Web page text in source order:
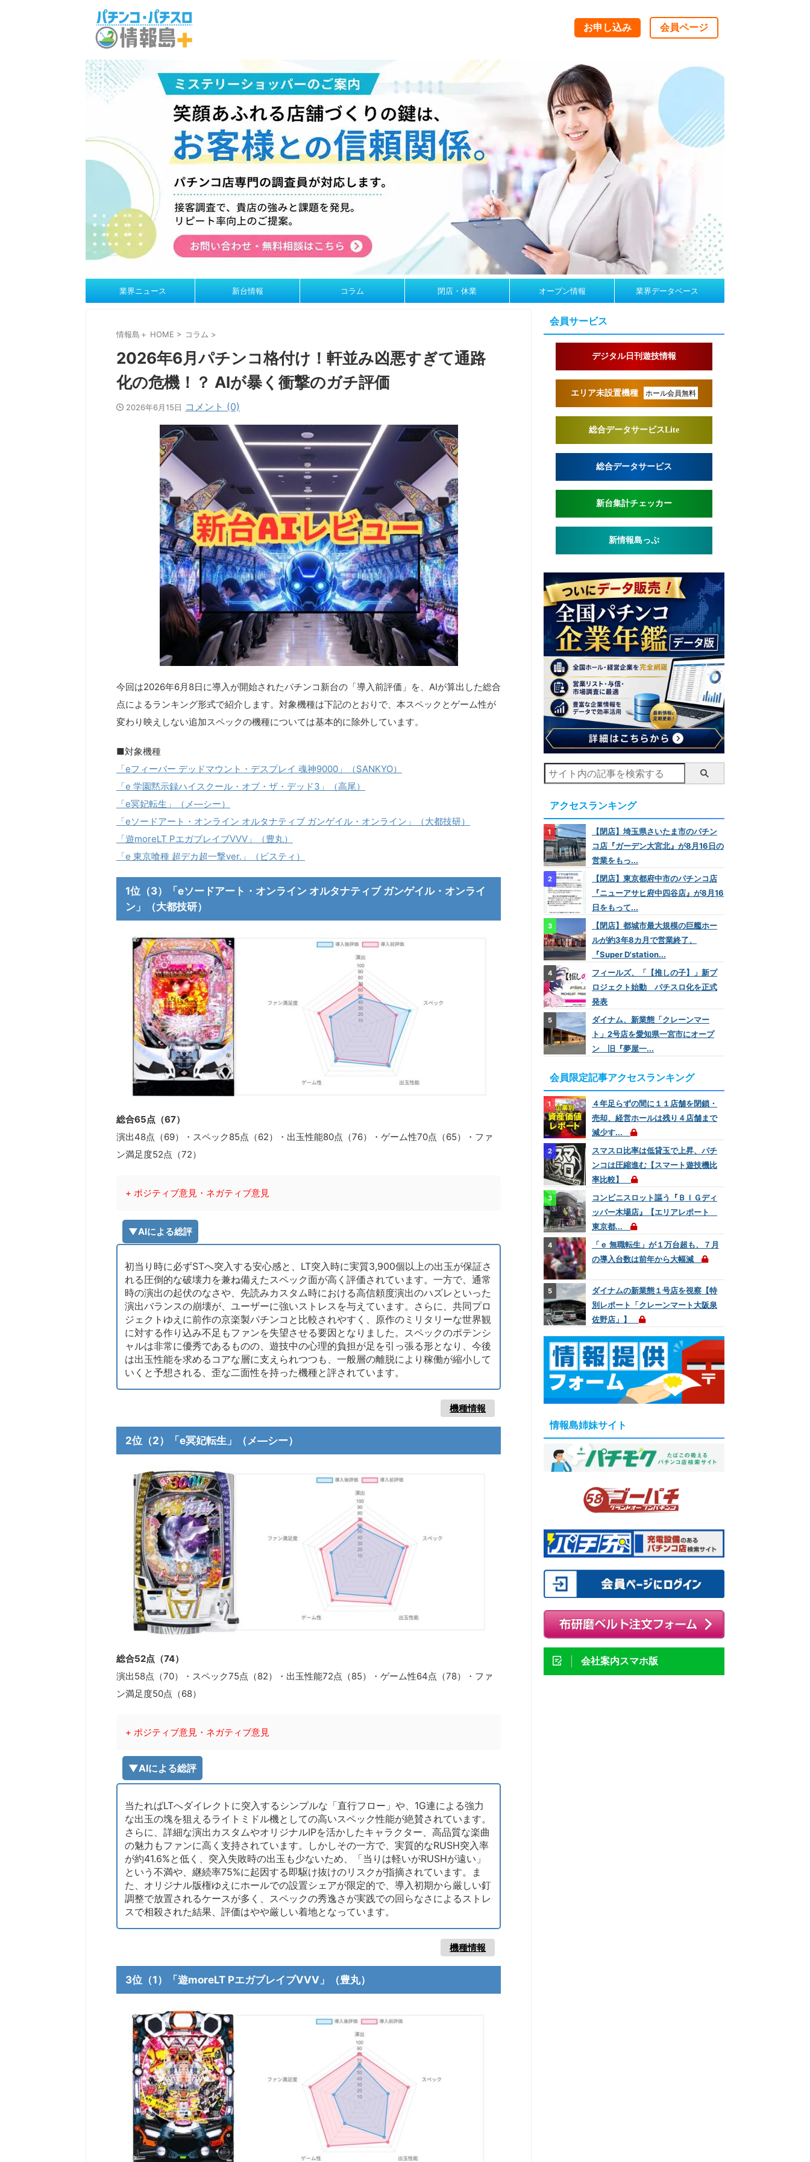
お申し込み 会員ページ
業界ニュース 新台情報 コラム 閉店・休業 オープン情報 業界データベース
情報島＋ HOME > コラム >
2026年6月パチンコ格付け！軒並み凶悪すぎて通路
化の危機！？ AIが暴く衝撃のガチ評価
2026年6月15日 コメント (0)
今回は2026年6月8日に導入が開始されたパチンコ新台の「導入前評価」を、AIが算出した総合
点によるランキング形式で紹介します。対象機種は下記のとおりで、本スペックとゲーム性が
変わり映えしない追加スペックの機種については基本的に除外しています。
■対象機種
「eフィーバー デッドマウント・デスプレイ 魂神9000」（SANKYO）
「e 学園黙示録ハイスクール・オブ・ザ・デッド3」（高尾）
「e冥妃転生」（メ―シー）
「eソードアート・オンライン オルタナティブ ガンゲイル・オンライン」（大都技研）
「遊moreLT PエガブレイブVVV」（豊丸）
「e 東京喰種 超デカ超一撃ver.」（ビスティ）
1位（3）「eソードアート・オンライン オルタナティブ ガンゲイル・オンライ
ン」（大都技研）
総合65点（67）
演出48点（69）・スペック85点（62）・出玉性能80点（76）・ゲーム性70点（65）・ファ
ン満足度52点（72）
+ ポジティブ意見・ネガティブ意見
▼AIによる総評
初当り時に必ずSTへ突入する安心感と、LT突入時に実質3,900個以上の出玉が保証さ
れる圧倒的な破壊力を兼ね備えたスペック面が高く評価されています。一方で、通常
時の演出の起伏のなさや、先読みカスタム時における高信頼度演出のハズレといった
演出バランスの崩壊が、ユーザーに強いストレスを与えています。さらに、共同プロ
ジェクトゆえに前作の京楽製パチンコと比較されやすく、原作のミリタリーな世界観
に対する作り込み不足もファンを失望させる要因となりました。スペックのポテンシ
ャルは非常に優秀であるものの、遊技中の心理的負担が足を引っ張る形となり、今後
は出玉性能を求めるコアな層に支えられつつも、一般層の離脱により稼働が縮小して
いくと予想される、歪な二面性を持った機種と評されています。
機種情報
2位（2）「e冥妃転生」（メ―シー）
総合52点（74）
演出58点（70）・スペック75点（82）・出玉性能72点（85）・ゲーム性64点（78）・ファ
ン満足度50点（68）
+ ポジティブ意見・ネガティブ意見
▼AIによる総評
当たればLTへダイレクトに突入するシンプルな「直行フロー」や、1G連による強力
な出玉の塊を狙えるライトミドル機としての高いスペック性能が絶賛されています。
さらに、詳細な演出カスタムやオリジナルIPを活かしたキャラクター、高品質な楽曲
の魅力もファンに高く支持されています。しかしその一方で、実質的なRUSH突入率
が約41.6%と低く、突入失敗時の出玉も少ないため、「当りは軽いがRUSHが遠い」
という不満や、継続率75%に起因する即駆け抜けのリスクが指摘されています。ま
た、オリジナル版権ゆえにホールでの設置シェアが限定的で、導入初期から厳しい釘
調整で放置されるケースが多く、スペックの秀逸さが実践での回らなさによるストレ
スで相殺された結果、評価はやや厳しい着地となっています。
機種情報
3位（1）「遊moreLT PエガブレイブVVV」（豊丸）
会員サービス
デジタル日刊遊技情報
エリア未設置機種 ホール会員無料
総合データサービスLite
総合データサービス
新台集計チェッカー
新情報島っぷ
アクセスランキング
【閉店】埼玉県さいたま市のパチン
コ店『ガーデン大宮北』が8月16日の
営業をもっ...
【閉店】東京都府中市のパチンコ店
『ニューアサヒ府中四谷店』が8月16
日をもって...
【閉店】都城市最大規模の巨艦ホー
ルが約3年8カ月で営業終了、
『Super D'station...
フィールズ、「【推しの子】」新プ
ロジェクト始動 パチスロ化を正式
発表
ダイナム、新業態「クレーンマー
ト」2号店を愛知県一宮市にオープ
ン 旧『夢屋一...
会員限定記事アクセスランキング
４年足らずの間に１１店舗を閉鎖・
売却、経営ホールは残り４店舗まで
減少す...
スマスロ比率は低貸玉で上昇、パチ
ンコは圧縮進む【スマート遊技機比
率比較】
コンビニスロット謳う『ＢＩＧディ
ッパー木場店』【エリアレポート
東京都...
「ｅ 無職転生」が１万台超も、７月
の導入台数は前年から大幅減
ダイナムの新業態１号店を視察【特
別レポート「クレーンマート大阪泉
佐野店」】
情報島姉妹サイト
会社案内スマホ版